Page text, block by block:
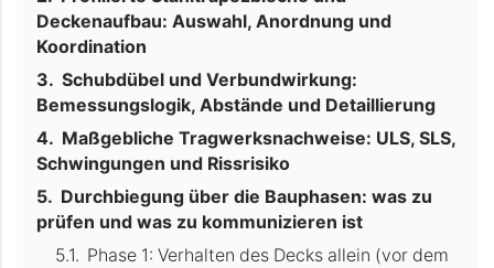
Deckenaufbau: Auswahl, Anordnung und
Koordination
Schubdübel und Verbundwirkung:
Bemessungslogik, Abstände und Detaillierung
Maßgebliche Tragwerksnachweise: ULS, SLS,
Schwingungen und Rissrisiko
Durchbiegung über die Bauphasen: was zu
prüfen und was zu kommunizieren ist
Phase 1: Verhalten des Decks allein (vor dem